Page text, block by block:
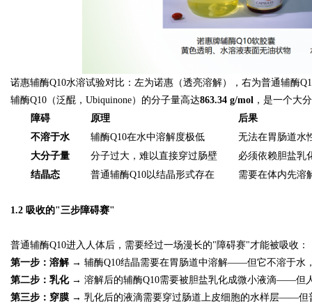
诺惠辅酶Q10水溶试验对比：左为诺惠（透亮溶解），右为普通辅酶
辅酶Q10（泛醌，Ubiquinone）的分子量高达863.34 g/mol ，是一个大
障碍
原理
后果
不溶于水
辅酶Q10在水中溶解度极低
无法在胃肠道水
大分子量
分子过大，难以直接穿过肠壁
必须依赖胆盐乳
结晶态
普通辅酶Q10以结晶形式存在 需要在体内先溶
1.2 吸收的"三步障碍赛"
普通辅酶Q10进入人体后，需要经过一场漫长的"障碍赛"才能被吸收：
第一步：溶解→ 辅酶Q10结晶需要在胃肠道中溶解——但它不溶于水
第二步：乳化→ 溶解后的辅酶Q10需要被胆盐乳化成微小液滴——但
第三步：穿膜 → 乳化后的液滴需要穿过肠道上皮细胞的水样层——但